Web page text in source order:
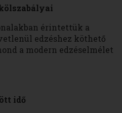
érintettük a
edzéshez köthető
a modern edzéselmélet
idő